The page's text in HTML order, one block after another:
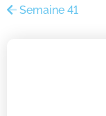
Semaine 41